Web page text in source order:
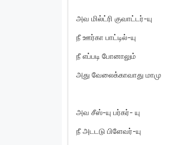
அவ மில்ட்ரி குவாட்டர்-யு
நீ ஊர்கா பாட்டில்-யு
நீ எப்படி போனாலும்
அது வேலைக்காவாது மாமு
அவ சீஸ்-யு பர்கர்- யு
நீ அடடடு பிளேவர்-யு